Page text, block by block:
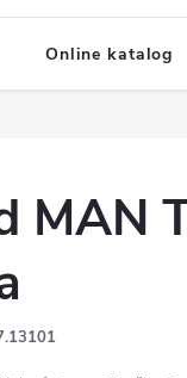
Online katalog
MAN